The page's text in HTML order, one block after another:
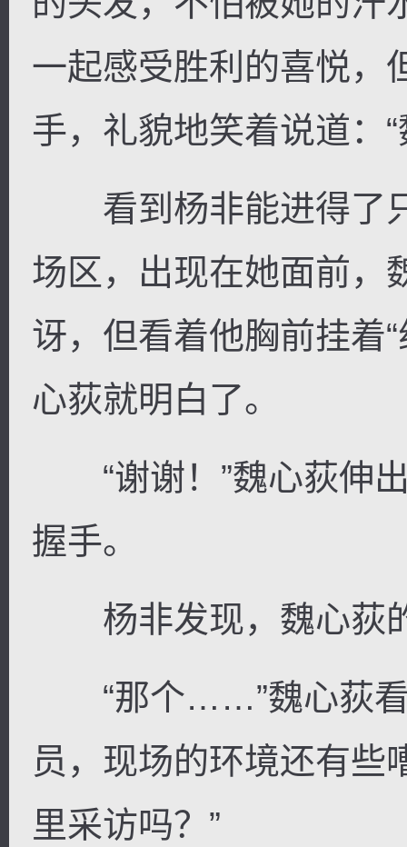
一起感受胜利的喜悦，
手，礼貌地笑着说道：
看到杨非能进得了
场区，出现在她面前，
讶，但看着他胸前挂着
心荻就明白了。
“谢谢！”魏心荻伸出
握手。
杨非发现，魏心荻
“那个……”魏心荻看
员，现场的环境还有些
里采访吗？”